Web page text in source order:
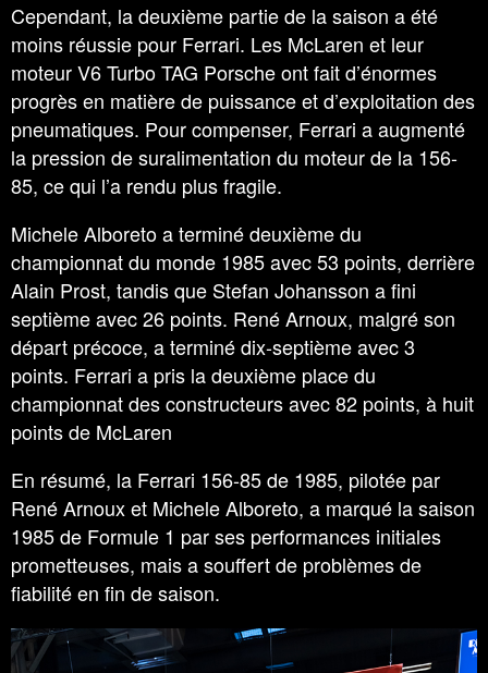
Cependant, la deuxième partie de la saison a été
moins réussie pour Ferrari. Les McLaren et leur
moteur V6 Turbo TAG Porsche ont fait d’énormes
progrès en matière de puissance et d’exploitation des
pneumatiques. Pour compenser, Ferrari a augmenté
la pression de suralimentation du moteur de la 156-
85, ce qui l’a rendu plus fragile.
Michele Alboreto a terminé deuxième du
championnat du monde 1985 avec 53 points, derrière
Alain Prost, tandis que Stefan Johansson a fini
septième avec 26 points. René Arnoux, malgré son
départ précoce, a terminé dix-septième avec 3
points. Ferrari a pris la deuxième place du
championnat des constructeurs avec 82 points, à huit
points de McLaren
En résumé, la Ferrari 156-85 de 1985, pilotée par
René Arnoux et Michele Alboreto, a marqué la saison
1985 de Formule 1 par ses performances initiales
prometteuses, mais a souffert de problèmes de
fiabilité en fin de saison.